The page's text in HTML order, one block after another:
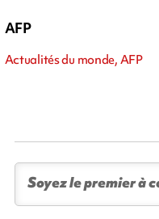
AFP
Actualités du monde, AFP